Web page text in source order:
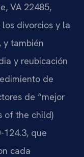
VA 22485,
divorcios y la
y también
y reubicación
de
de “mejor
of the child)
124.3, que
cada